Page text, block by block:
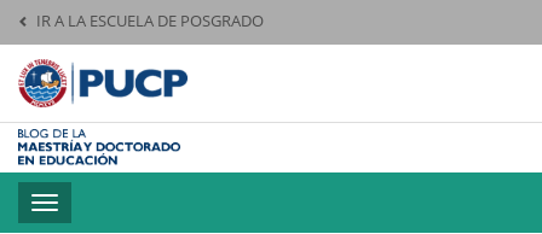
IR A LA ESCUELA DE POSGRADO
Pontificia
Toggle